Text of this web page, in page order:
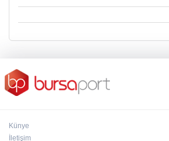
Künye
İletişim